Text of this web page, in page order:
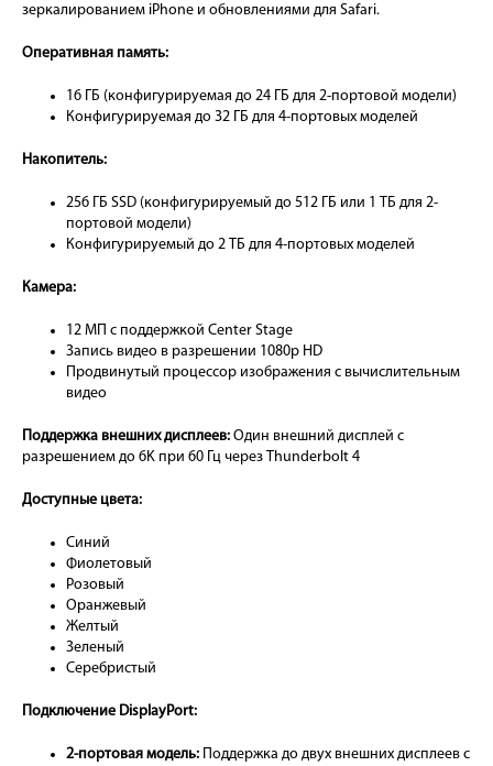
зеркалированием iPhone и обновлениями для Safari.
Оперативная память:
16 ГБ (конфигурируемая до 24 ГБ для 2-портовой модели)
Конфигурируемая до 32 ГБ для 4-портовых моделей
Накопитель:
256 ГБ SSD (конфигурируемый до 512 ГБ или 1 ТБ для 2-
портовой модели)
Конфигурируемый до 2 ТБ для 4-портовых моделей
Камера:
12 МП с поддержкой Center Stage
Запись видео в разрешении 1080p HD
Продвинутый процессор изображения с вычислительным
видео
Поддержка внешних дисплеев: Один внешний дисплей с
разрешением до 6K при 60 Гц через Thunderbolt 4
Доступные цвета:
Синий
Фиолетовый
Розовый
Оранжевый
Желтый
Зеленый
Серебристый
Подключение DisplayPort:
2-портовая модель: Поддержка до двух внешних дисплеев с